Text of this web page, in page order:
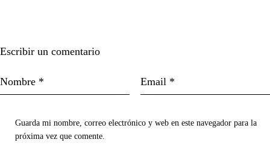
Escribir un comentario
Guarda mi nombre, correo electrónico y web en este navegador para la
próxima vez que comente.